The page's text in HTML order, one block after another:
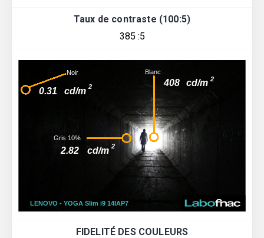
Taux de contraste (100:5)
385 :5
FIDELITÉ DES COULEURS